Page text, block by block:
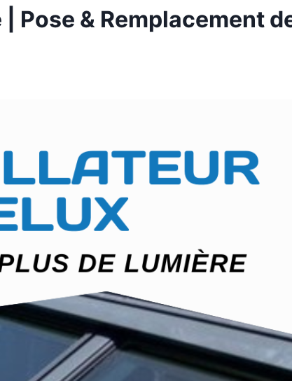
Pose & Remplacement